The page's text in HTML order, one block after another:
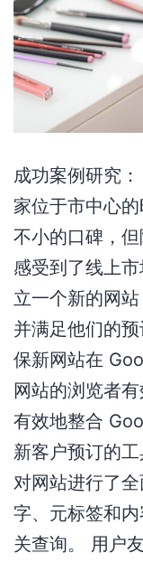
成功案例研究
家位于市中心
不小的口碑，
感受到了线上
立一个新的网
并满足他们的
保新网站在
网站的浏览者
有效地整合
新客户预订的
对网站进行了
字、元标签和
关查询。 用户